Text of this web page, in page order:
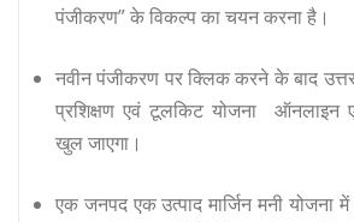
पंजीकरण” के विकल्प का चयन करना है।
नवीन पंजीकरण पर क्लिक करने के बाद
प्रशिक्षण एवं टूलकिट योजना ऑनलाइन
खुल जाएगा।
एक जनपद एक उत्पाद मार्जिन मनी